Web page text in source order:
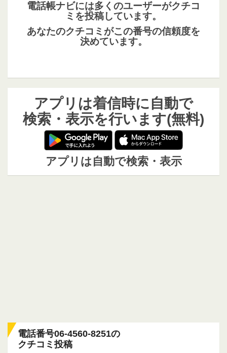
電話帳ナビには多くのユーザーがクチコ
ミを投稿しています。
あなたのクチコミがこの番号の信頼度を
決めています。
アプリは着信時に自動で
検索・表示を行います(無料)
アプリは自動で検索・表示
電話番号06-4560-8251の
クチコミ投稿